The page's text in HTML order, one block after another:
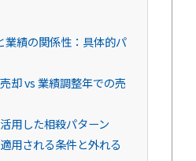
業績の関係性：具体的パ
却 vs 業績調整年での売
用した相殺パターン
用される条件と外れる